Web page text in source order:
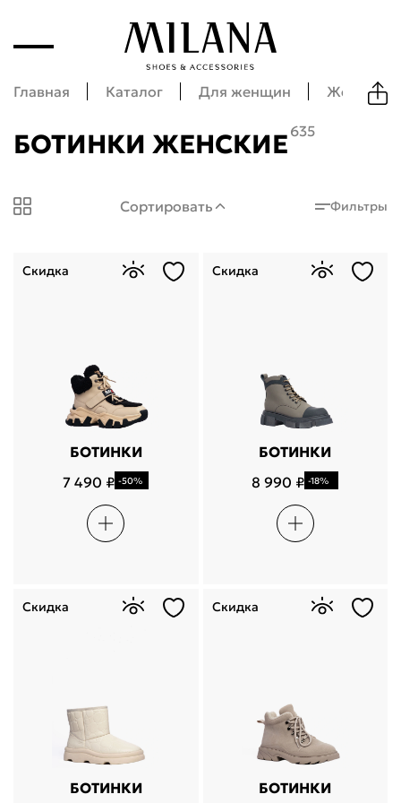
Главная Каталог Для женщин Женская
БОТИНКИ ЖЕНСКИЕ 635
Сортировать Фильтры
БОТИНКИ
7 490 ₽ -50%
Скидка
БОТИНКИ
8 990 ₽ -18%
Скидка
БОТИНКИ
Скидка
БОТИНКИ
Скидка